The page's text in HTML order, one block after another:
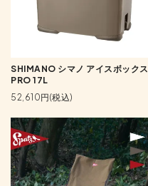
SHIMANO シマノ アイスボックス
PRO 17L
52,610円(税込)